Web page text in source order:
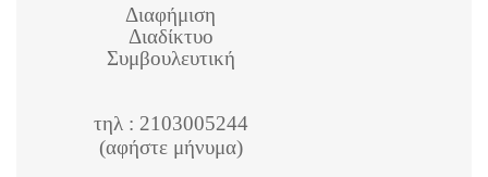
Διαφήμιση
Διαδίκτυο
Συμβουλευτική
τηλ : 2103005244
(αφήστε μήνυμα)